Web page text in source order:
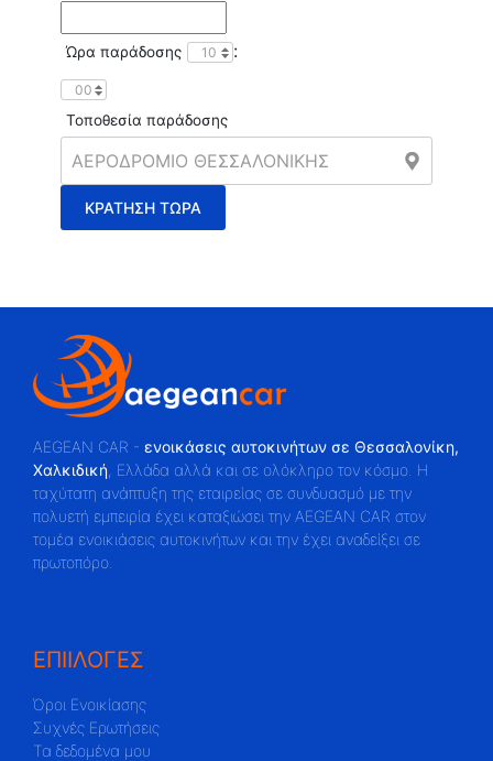
Ώρα παράδοσης :
Τοποθεσία παράδοσης
AEGEAN CAR - ενοικάσεις αυτοκινήτων σε Θεσσαλονίκη,
Χαλκιδική , Ελλάδα αλλά και σε ολόκληρο τον κόσμο. Η
ταχύτατη ανάπτυξη της εταιρείας σε συνδυασμό με την
πολυετή εμπειρία έχει καταξιώσει την AEGEAN CAR στον
τομέα ενοικιάσεις αυτοκινήτων και την έχει αναδείξει σε
πρωτοπόρο.
ΕΠΙΙΛΟΓΕΣ
Όροι Ενοικίασης
Συχνές Ερωτήσεις
Τα δεδομένα μου